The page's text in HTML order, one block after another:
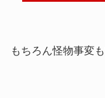
もちろん怪物事変も